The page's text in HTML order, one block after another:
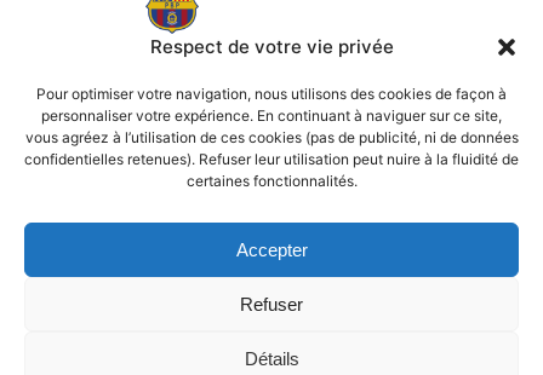
Respect de votre vie privée
Pour optimiser votre navigation, nous utilisons des cookies de façon à
personnaliser votre expérience. En continuant à naviguer sur ce site,
vous agréez à l’utilisation de ces cookies (pas de publicité, ni de données
confidentielles retenues). Refuser leur utilisation peut nuire à la fluidité de
certaines fonctionnalités.
Accepter
Refuser
Détails
contact@parisblaugrana.fr
À propos
Penya Blaugrana de Paris
Association de supporters officielle